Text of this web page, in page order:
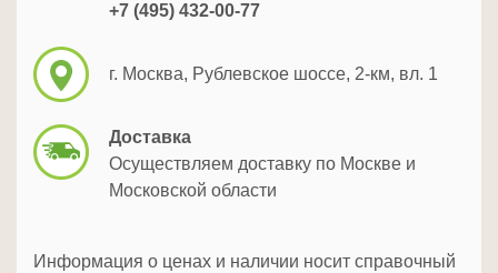
+7 (495) 432-00-77
г. Москва, Рублевское шоссе, 2-км, вл. 1
Доставка
Осуществляем доставку по Москве и
Московской области
Информация о ценах и наличии носит справочный